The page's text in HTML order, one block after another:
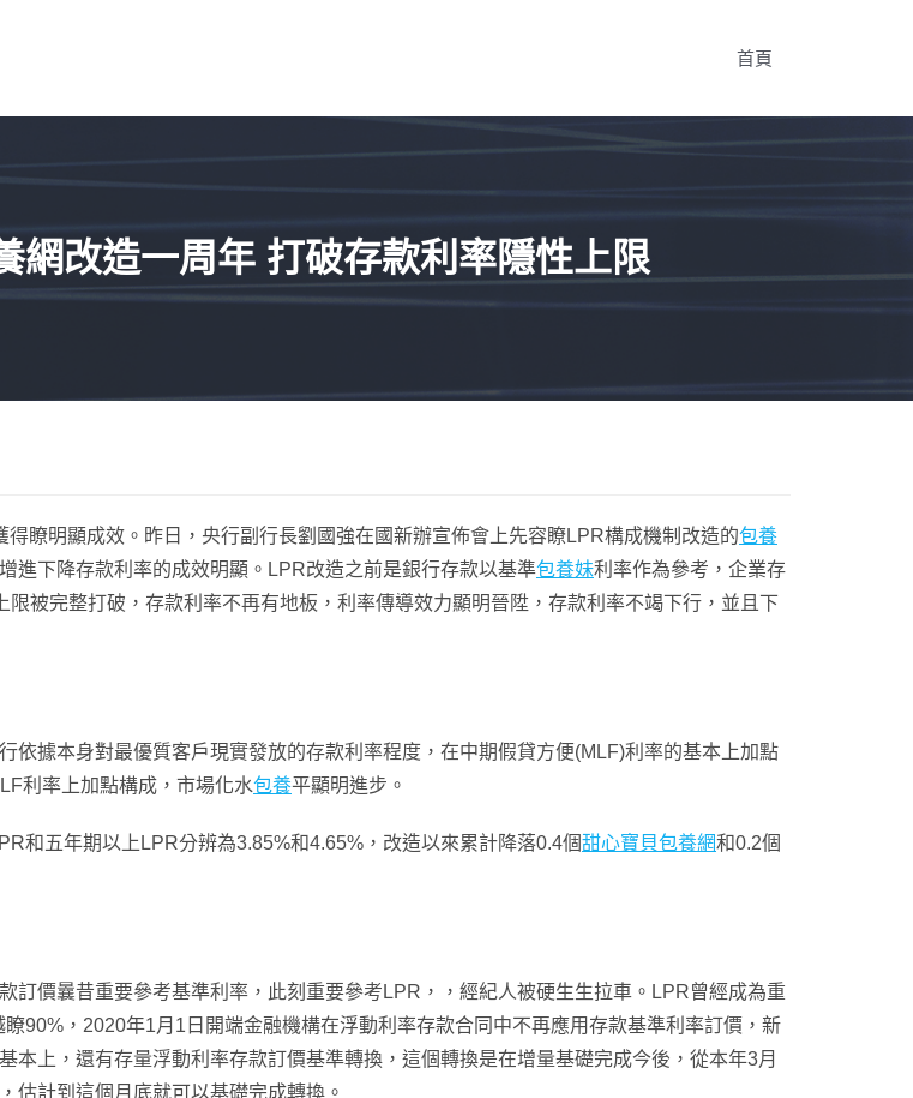
首頁
網改造一周年 打破存款利率隱性上限
瞭明顯成效。昨日，央行副行長劉國強在國新辦宣佈會上先容瞭LPR構成機制改造的包養
進下降存款利率的成效明顯。LPR改造之前是銀行存款以基準包養妹利率作為參考，企業存
被完整打破，存款利率不再有地板，利率傳導效力顯明晉陞，存款利率不竭下行，並且下
據本身對最優質客戶現實發放的存款利率程度，在中期假貸方便(MLF)利率的基本上加點
利率上加點構成，市場化水包養平顯明進步。
和五年期以上LPR分辨為3.85%和4.65%，改造以來累計降落0.4個甜心寶貝包養網和0.2個
訂價曩昔重要參考基準利率，此刻重要參考LPR，，經紀人被硬生生拉車。LPR曾經成為重
90%，2020年1月1日開端金融機構在浮動利率存款合同中不再應用存款基準利率訂價，新
上，還有存量浮動利率存款訂價基準轉換，這個轉換是在增量基礎完成今後，從本年3月
估計到這個月底就可以基礎完成轉換。